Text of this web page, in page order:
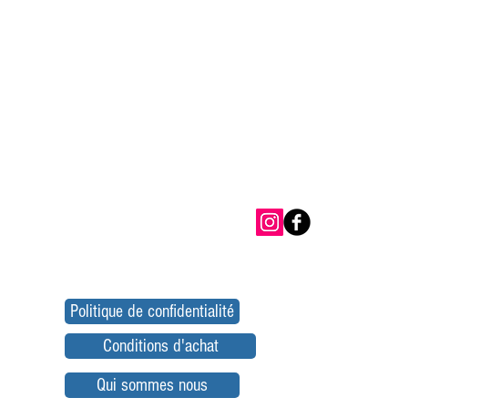
Politique de confidentialité
Conditions d'achat
Qui sommes nous